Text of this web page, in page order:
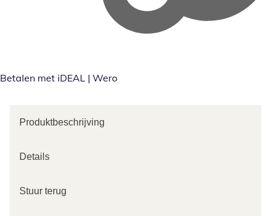
Betalen met iDEAL | Wero
Produktbeschrijving
Details
Stuur terug